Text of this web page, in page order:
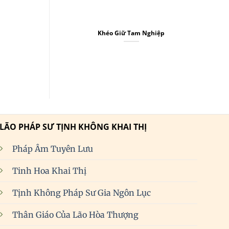
Khéo Giữ Tam Nghiệp
LÃO PHÁP SƯ TỊNH KHÔNG KHAI THỊ
Pháp Âm Tuyên Lưu
Tinh Hoa Khai Thị
Tịnh Không Pháp Sư Gia Ngôn Lục
Thân Giáo Của Lão Hòa Thượng